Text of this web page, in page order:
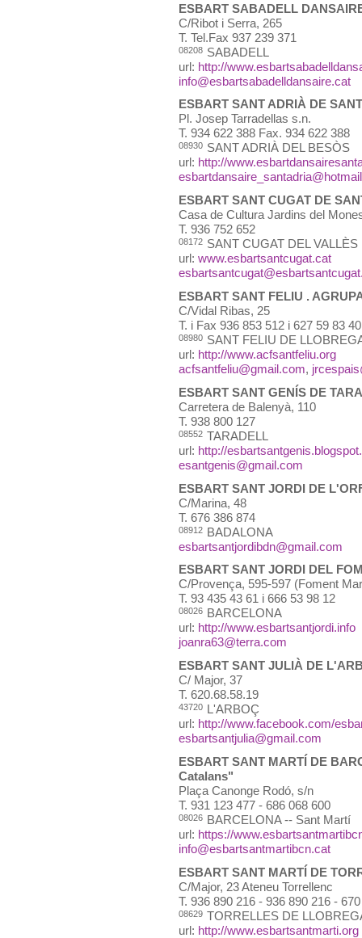
ESBART SABADELL
C/Ribot i Serra, 265
T. Tel.Fax 937 239 371
08208 SABADELL
url: http://
info@esbartsabadelldansaire.cat
ESBART SANT ADRIÀ DE
Pl. Josep Tarradellas s.n.
T. 934 622 388 Fax. 934 622 388
08930 SANT ADRIÀ DEL BESÒS
url: http://
ESBART SANT CUGAT DE
Casa de Cultura Jardins del
T. 936 752 652
08172 SANT CUGAT DEL VALLÈS
url: www.esbartsantcugat.cat
ESBART SANT FELIU .
C/Vidal Ribas, 25
T. i Fax 936 853 512 i 627 59 83 40
08980 SANT FELIU DE
url: http://www.acfsantfeliu.org
acfsantfeliu@gmail.com,
ESBART SANT GENÍS DE
Carretera de Balenyà, 110
T. 938 800 127
08552 TARADELL
url: http://
esantgenis@gmail.com
ESBART SANT JORDI DE
C/Marina, 48
T. 676 386 874
08912 BADALONA
esbartsantjordibdn@gmail.com
ESBART SANT JORDI DEL
C/Provença, 595-597 (Foment
T. 93 435 43 61 i 666 53 98 12
08026 BARCELONA
url: http://www.esbartsantjordi.info
joanra63@terra.com
ESBART SANT JULIÀ DE
C/ Major, 37
T. 620.68.58.19
43720 L'ARBOÇ
url: http://www.facebook.com/
esbartsantjulia@gmail.com
ESBART SANT MARTÍ DE
Catalans"
Plaça Canonge Rodó, s/n
T. 931 123 477 - 686 068 600
08026 BARCELONA -- Sant Martí
url: https://
info@esbartsantmartibcn.cat
ESBART SANT MARTÍ DE
C/Major, 23 Ateneu Torrellenc
T. 936 890 216 - 936 890 216 -
08629 TORRELLES DE
url: http://www.esbartsantmarti.org